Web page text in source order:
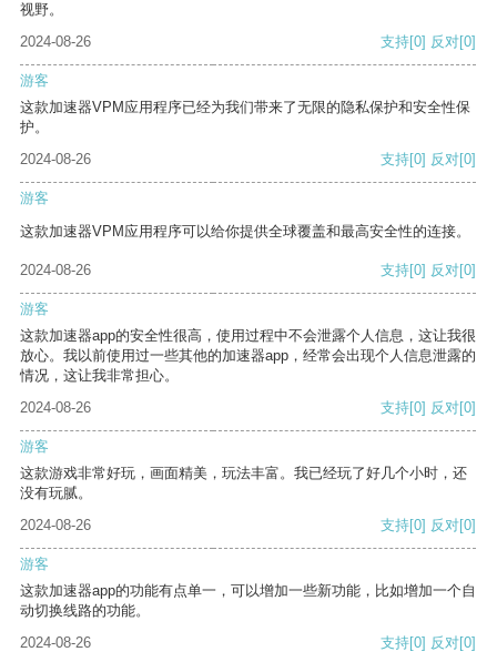
视野。
2024-08-26
支持[0] 反对[0]
游客
这款加速器VPM应用程序已经为我们带来了无限的隐私保护和安全性保
护。
2024-08-26
支持[0] 反对[0]
游客
这款加速器VPM应用程序可以给你提供全球覆盖和最高安全性的连接。
2024-08-26 支持[0] 反对[0]
游客
这款加速器app的安全性很高，使用过程中不会泄露个人信息，这让我很
放心。我以前使用过一些其他的加速器app，经常会出现个人信息泄露的
情况，这让我非常担心。
2024-08-26
支持[0] 反对[0]
游客
这款游戏非常好玩，画面精美，玩法丰富。我已经玩了好几个小时，还
没有玩腻。
2024-08-26
支持[0] 反对[0]
游客
这款加速器app的功能有点单一，可以增加一些新功能，比如增加一个自
动切换线路的功能。
2024-08-26
支持[0] 反对[0]